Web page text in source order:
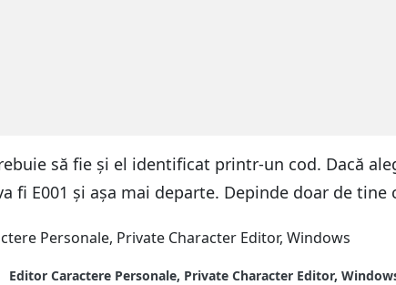
să fie și el identificat printr-un cod. Dacă
fi E001 și așa mai departe. Depinde doar de tine
Editor Caractere Personale, Private Character Editor,